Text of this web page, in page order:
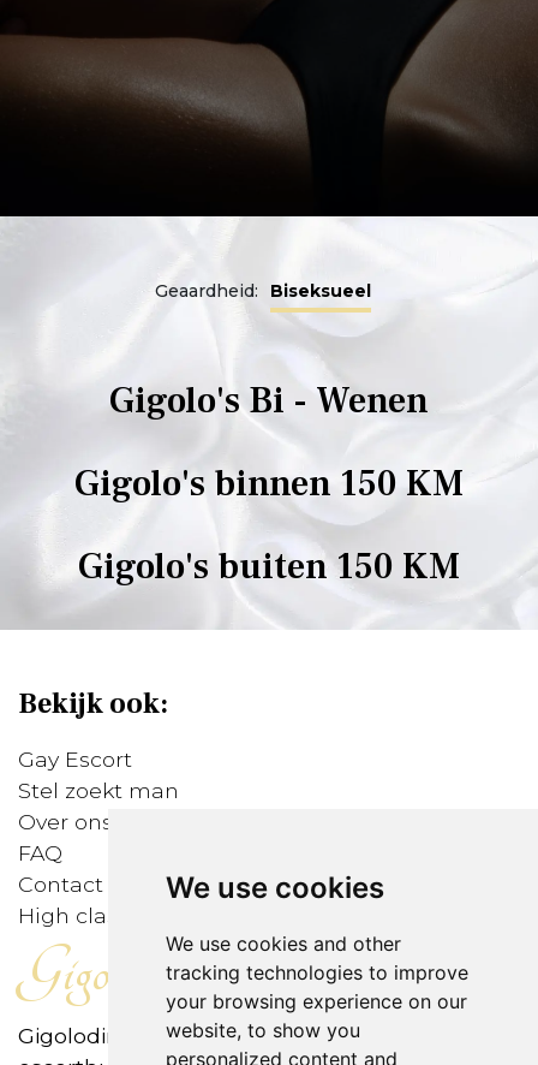
We use cookies
We use cookies and other
tracking technologies to improve
your browsing experience on our
website, to show you
personalized content and
Geaardheid: Biseksueel
Gigolo's Bi - Wenen
Gigolo's binnen 150 KM
Gigolo's buiten 150 KM
Bekijk ook:
Gay Escort
Stel zoekt man
Over ons
FAQ
Contact
High class gigolo's
Gigolodirect
Gigolodirect is het eerste internationale open-